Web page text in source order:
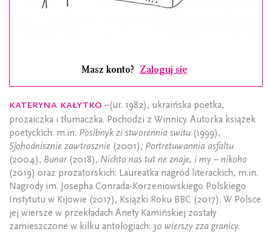
Masz konto? Zaloguj się
Kateryna Kałytko –(ur. 1982), ukraińska poetka,
prozaiczka i tłumaczka. Pochodzi z Winnicy. Autorka książek
poetyckich: m.in. Posibnyk zi stworennia switu (1999),
Sjohodnisznie zawtrasznie (2001), Portretuwannia asfaltu
(2004), Bunar(2018), Nichto nas tut ne znaje, i my – nikoho
(2019) oraz prozatorskich. Laureatka nagród literackich, m.in.
Nagrody im. Josepha Conrada-Korzeniowskiego Polskiego
Instytutu w Kijowie (2017), Książki Roku BBC (2017). W Polsce
jej wiersze w przekładach Anety Kamińskiej zostały
zamieszczone w kilku antologiach: 30 wierszy zza granicy.